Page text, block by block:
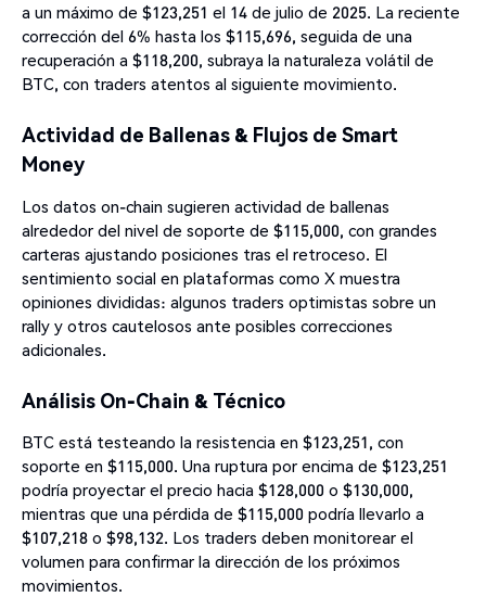
a un máximo de $123,251 el 14 de julio de 2025. La reciente
corrección del 6% hasta los $115,696, seguida de una
recuperación a $118,200, subraya la naturaleza volátil de
BTC, con traders atentos al siguiente movimiento.
Actividad de Ballenas & Flujos de Smart
Money
Los datos on-chain sugieren actividad de ballenas
alrededor del nivel de soporte de $115,000, con grandes
carteras ajustando posiciones tras el retroceso. El
sentimiento social en plataformas como X muestra
opiniones divididas: algunos traders optimistas sobre un
rally y otros cautelosos ante posibles correcciones
adicionales.
Análisis On-Chain & Técnico
BTC está testeando la resistencia en $123,251, con
soporte en $115,000. Una ruptura por encima de $123,251
podría proyectar el precio hacia $128,000 o $130,000,
mientras que una pérdida de $115,000 podría llevarlo a
$107,218 o $98,132. Los traders deben monitorear el
volumen para confirmar la dirección de los próximos
movimientos.